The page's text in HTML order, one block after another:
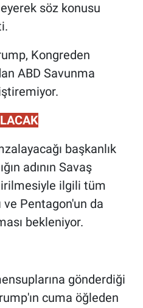
söz konusu
Kongreden
ABD Savunma
başkanlık
adının Savaş
ilgili tüm
ve Pentagon'un da
bekleniyor.
gönderdiği
cuma öğleden